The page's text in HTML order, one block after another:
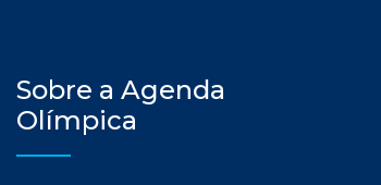
Sobre a Agenda
Olímpica